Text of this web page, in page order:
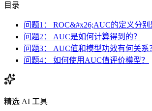
目录
问题1： ROC&#x26;AUC的定义分别
问题2： AUC是如何计算得到的？
问题3： AUC值和模型功效有何关系
问题4： 如何使用AUC值评价模型？
精选 AI 工具